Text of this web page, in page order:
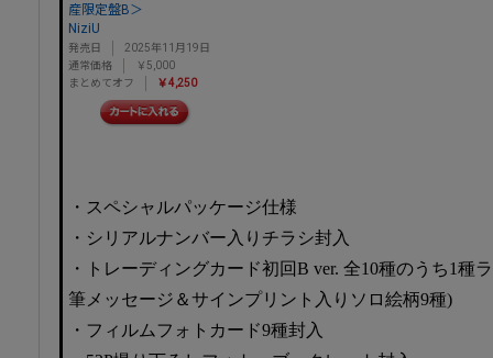
産限定盤B＞
NiziU
発売日
2025年11月19日
通常価格
￥5,000
まとめてオフ
￥4,250
・スペシャルパッケージ仕様
・シリアルナンバー入りチラシ封入
・トレーディングカード初回B ver. 全10種のうち1種
筆メッセージ＆サインプリント入りソロ絵柄9種)
・フィルムフォトカード9種封入